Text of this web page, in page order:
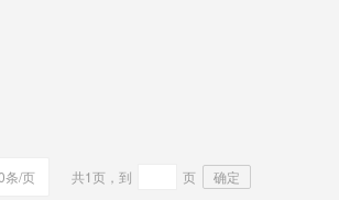
条/页 共1页，到 页